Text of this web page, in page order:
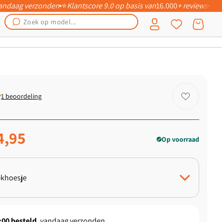
verzonden⭐Klantscore 9.0 op basis van16.000+ reviews
Inloggen Winkelwagen
1 beoordeling
Op voorraad
Hoesje